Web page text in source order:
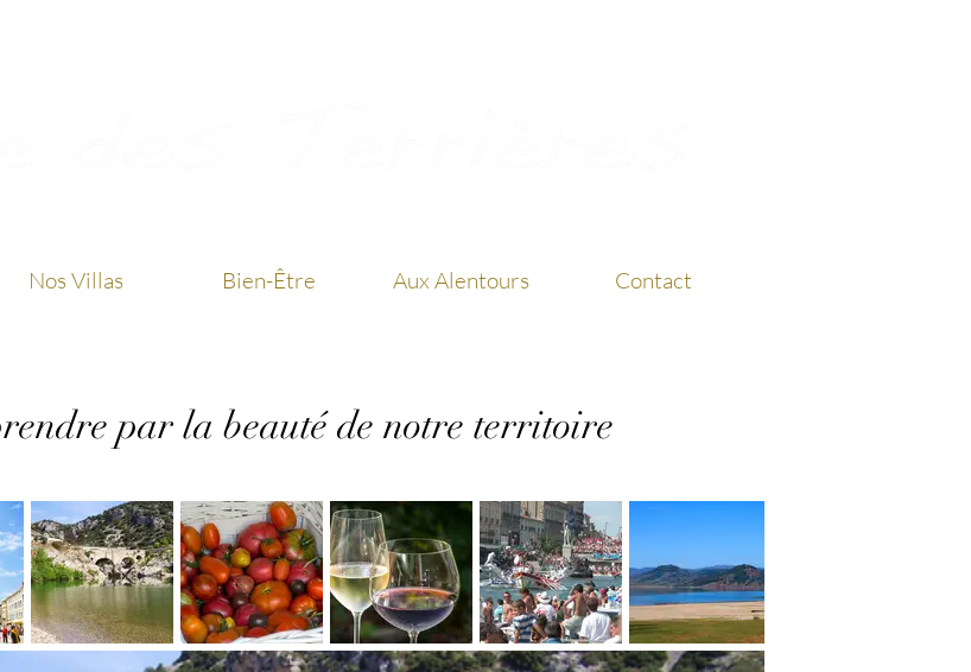
Nos Villas Bien-Être Aux Alentours Contact
par la beauté de notre territoire